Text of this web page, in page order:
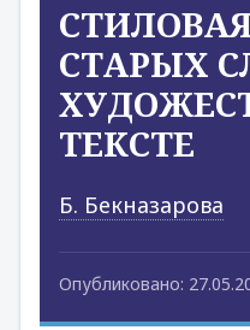
СТАРЫХ
ТЕКСТЕ
Б. Бекназарова
Опубликовано: